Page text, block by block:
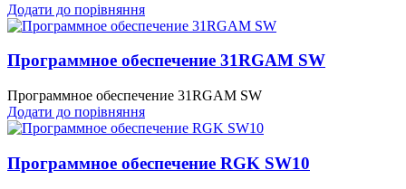
Додати до порівняння
Программное обеспечение 31RGAM SW
Программное обеспечение 31RGAM SW
Додати до порівняння
Программное обеспечение RGK SW10